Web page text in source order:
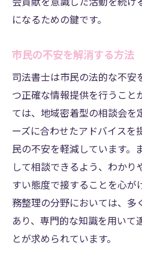
になるための鍵です。
市民の不安を解消する方法
司法書士は市民の法的な不安
つ正確な情報提供を行うこと
ては、地域密着型の相談会を
ーズに合わせたアドバイスを
民の不安を軽減しています。
して相談できるよう、わかり
すい態度で接することを心が
務整理の分野においては、多
あり、専門的な知識を用いて
とが求められています。